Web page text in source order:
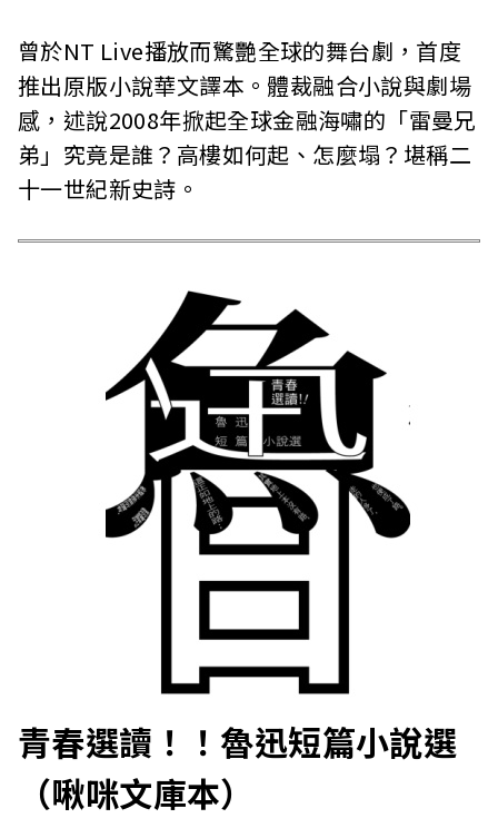
曾於NT Live播放而驚艷全球的舞台劇，首度
推出原版小說華文譯本。體裁融合小說與劇場
感，述說2008年掀起全球金融海嘯的「雷曼兄
弟」究竟是誰？高樓如何起、怎麼塌？堪稱二
十一世紀新史詩。
青春選讀！！魯迅短篇小說選
（啾咪文庫本）